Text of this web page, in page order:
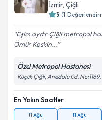
İzmir, Çiğli
5 (1
Eşim aydır Çiğli metropol
Ömür Keskin...
Özel Metropol Hastanesi
Küçük Çiğli, Anadolu Cd.
En Yakın Saatler
11 Ağu 11 Ağu